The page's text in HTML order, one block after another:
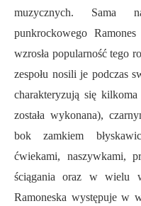
muzycznych. Sama
punkrockowego
wzrosła popularność tego
zespołu nosili je podczas
charakteryzują się
została wykonana),
bok zamkiem
ćwiekami, naszywkami,
ściągania oraz w wielu
Ramoneska występuje w